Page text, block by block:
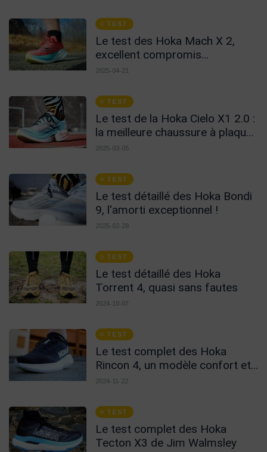
TEST
Le test des Hoka Mach X 2,
excellent compromis
perf/confort
2025-04-21
TEST
Le test de la Hoka Cielo X1 2.0 :
la meilleure chaussure à plaque
carbone ?
2025-03-05
TEST
Le test détaillé des Hoka Bondi
9, l'amorti exceptionnel !
2025-02-28
TEST
Le test détaillé des Hoka
Torrent 4, quasi sans fautes
2024-10-07
TEST
Le test complet des Hoka
Rincon 4, un modèle confort et
léger !
2024-11-22
TEST
Le test complet des Hoka
Tecton X3 de Jim Walmsley